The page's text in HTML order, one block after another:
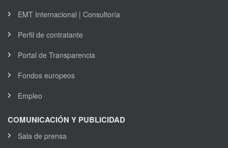
EMT Internacional | Consultoría
Perfil de contratante
Portal de Transparencia
Fondos europeos
Empleo
COMUNICACIÓN Y PUBLICIDAD
Sala de prensa